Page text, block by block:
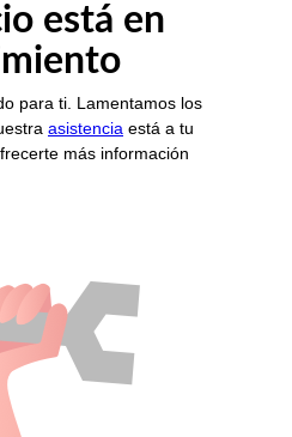
está en
para ti. Lamentamos los
asistencia está a tu
más información